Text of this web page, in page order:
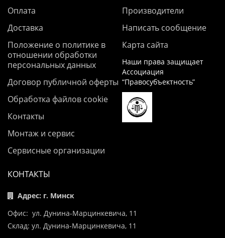
Оплата
Доставка
Положение о политике в
отношении обработки
персональных данных
Договор публичной оферты
Обработка файлов cookie
Контакты
Монтаж и сервис
Сервисные организации
Производители
Написать сообщение
Карта сайта
Наши права защищает
Ассоциация
“Правосубъектность”
КОНТАКТЫ
Адрес: г. Минск
Офис: ул. Дунина-Марцинкевича, 11
Склад: ул. Дунина-Марцинкевича, 11